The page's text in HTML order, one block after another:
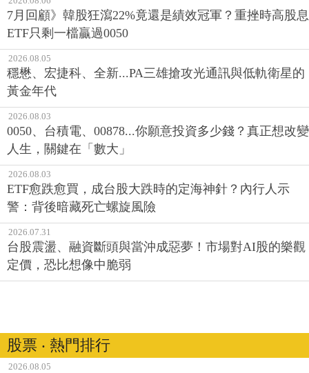
7月回顧》韓股狂瀉22%竟還是績效冠軍？重挫時高股息
ETF只剩一檔贏過0050
2026.08.05
穩懋、宏捷科、全新...PA三雄搶攻光通訊與低軌衛星的
黃金年代
2026.08.03
0050、台積電、00878...你願意投資多少錢？真正想改變
人生，關鍵在「數大」
2026.08.03
ETF愈跌愈買，成台股大跌時的定海神針？內行人示
警：背後暗藏死亡螺旋風險
2026.07.31
台股震盪、融資斷頭與當沖成惡夢！市場對AI股的樂觀
定價，恐比想像中脆弱
股票 ‧ 熱門排行
2026.08.05